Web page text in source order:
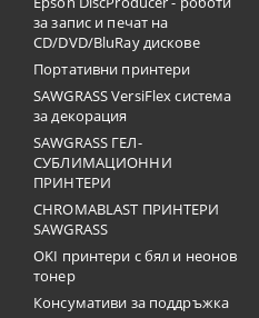
за запис и печат на
CD/DVD/BluRay дискове
Портативни принтери
SAWGRASS VersiFlex система
за декорация
SAWGRASS ГЕЛ-
СУБЛИМАЦИОННИ
ПРИНТЕРИ
CHROMABLAST ПРИНТЕРИ
SAWGRASS
OKI принтери с бял и неонов
тонер
Консумативи за поддръжка